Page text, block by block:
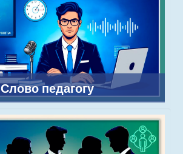
Слово педагогу